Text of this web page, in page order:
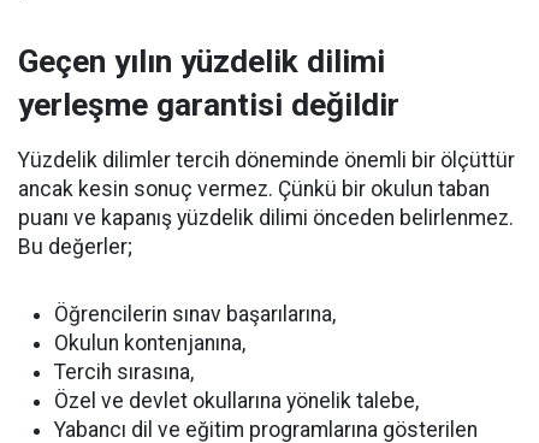
Geçen yılın yüzdelik dilimi
yerleşme garantisi değildir
Yüzdelik dilimler tercih döneminde önemli bir ölçüttür
ancak kesin sonuç vermez. Çünkü bir okulun taban
puanı ve kapanış yüzdelik dilimi önceden belirlenmez.
Bu değerler;
Öğrencilerin sınav başarılarına,
Okulun kontenjanına,
Tercih sırasına,
Özel ve devlet okullarına yönelik talebe,
Yabancı dil ve eğitim programlarına gösterilen